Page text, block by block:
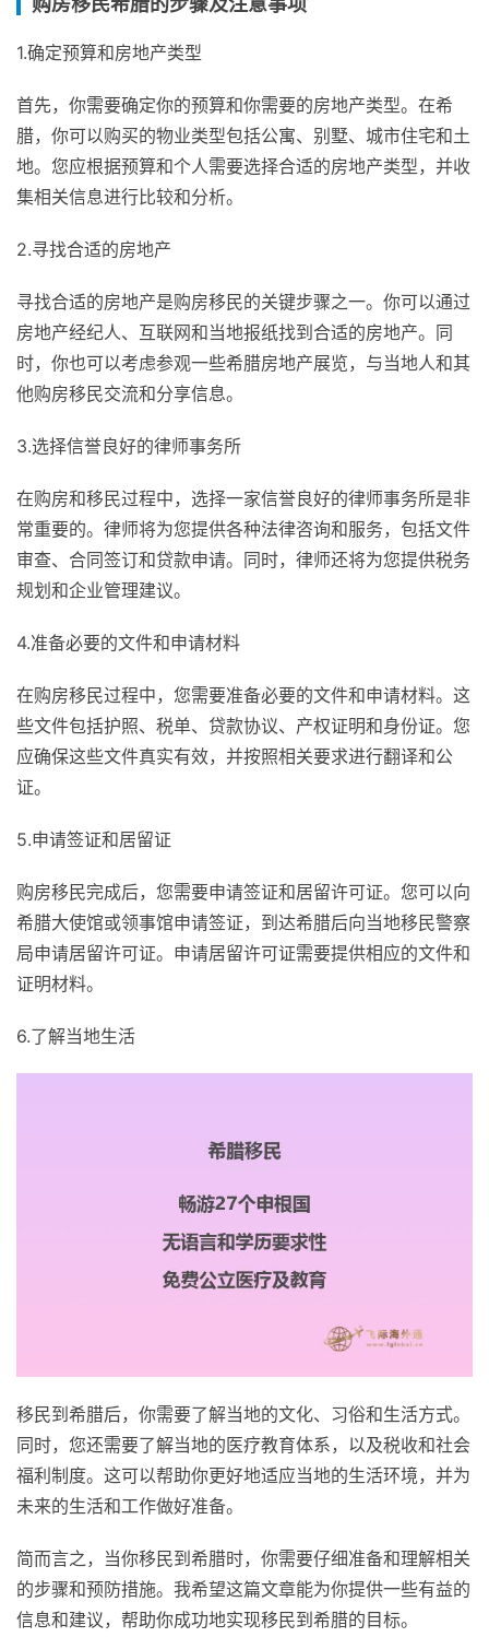
1.确定预算和房地产类型
首先，你需要确定你的预算和你需要的房地产类型。在希
腊，你可以购买的物业类型包括公寓、别墅、城市住宅和土
地。您应根据预算和个人需要选择合适的房地产类型，并收
集相关信息进行比较和分析。
2.寻找合适的房地产
寻找合适的房地产是购房移民的关键步骤之一。你可以通过
房地产经纪人、互联网和当地报纸找到合适的房地产。同
时，你也可以考虑参观一些希腊房地产展览，与当地人和其
他购房移民交流和分享信息。
3.选择信誉良好的律师事务所
在购房和移民过程中，选择一家信誉良好的律师事务所是非
常重要的。律师将为您提供各种法律咨询和服务，包括文件
审查、合同签订和贷款申请。同时，律师还将为您提供税务
规划和企业管理建议。
4.准备必要的文件和申请材料
在购房移民过程中，您需要准备必要的文件和申请材料。这
些文件包括护照、税单、贷款协议、产权证明和身份证。您
应确保这些文件真实有效，并按照相关要求进行翻译和公
证。
5.申请签证和居留证
购房移民完成后，您需要申请签证和居留许可证。您可以向
希腊大使馆或领事馆申请签证，到达希腊后向当地移民警察
局申请居留许可证。申请居留许可证需要提供相应的文件和
证明材料。
6.了解当地生活
移民到希腊后，你需要了解当地的文化、习俗和生活方式。
同时，您还需要了解当地的医疗教育体系，以及税收和社会
福利制度。这可以帮助你更好地适应当地的生活环境，并为
未来的生活和工作做好准备。
简而言之，当你移民到希腊时，你需要仔细准备和理解相关
的步骤和预防措施。我希望这篇文章能为你提供一些有益的
信息和建议，帮助你成功地实现移民到希腊的目标。